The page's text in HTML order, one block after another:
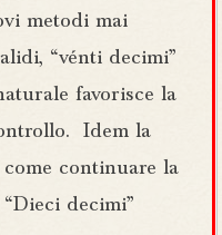
metodi mai
“vénti decimi”
favorisce la
Idem la
continuare la
decimi”